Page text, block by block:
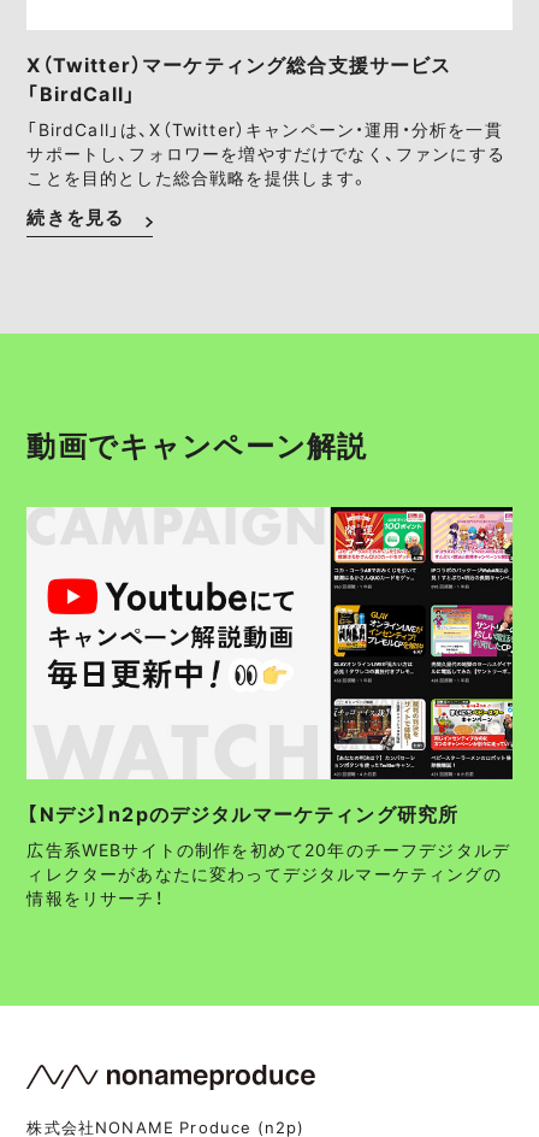
X（Twitter）マーケティング総合支援サービス
「BirdCall」
「BirdCall」は、X（Twitter）キャンペーン・運用・分析を一貫
サポートし、フォロワーを増やすだけでなく、ファンにする
ことを目的とした総合戦略を提供します。
続きを見る
動画でキャンペーン解説
【Nデジ】n2pのデジタルマーケティング研究所
広告系WEBサイトの制作を初めて20年のチーフデジタルデ
ィレクターがあなたに変わってデジタルマーケティングの
情報をリサーチ！
株式会社NONAME Produce (n2p)